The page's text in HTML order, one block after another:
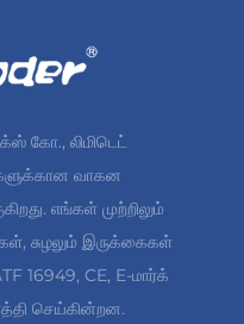
கோ., லிமிடெட்
வாகன
எங்கள் முற்றிலும்
சுழலும் இருக்கைகள்
16949, CE, E-மார்க்
செய்கின்றன.